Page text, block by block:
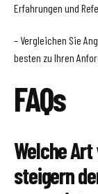
Erfahrungen und
– Vergleichen Sie
besten zu Ihren
FAQs
Welche
steigern